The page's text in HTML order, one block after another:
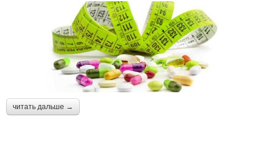
читать дальше →